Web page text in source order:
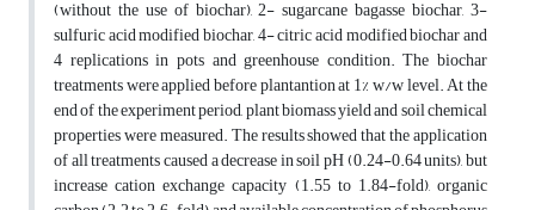
(without the use of biochar), 2- sugarcane bagasse biochar, 3-
sulfuric acid modified biochar, 4- citric acid modified biochar and
4 replications in pots and greenhouse condition. The biochar
treatments were applied before plantantion at 1% w/w level. At the
end of the experiment period, plant biomass yield and soil chemical
properties were measured. The results showed that the application
of all treatments caused a decrease in soil pH (0.24-0.64 units), but
increase cation exchange capacity (1.55 to 1.84-fold), organic